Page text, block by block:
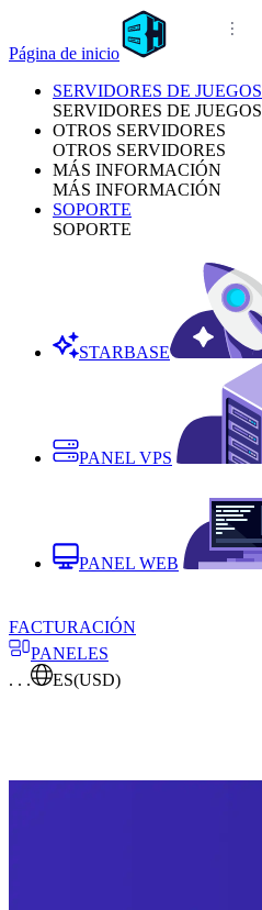
Página de inicio
SERVIDORES DE JUEGOS
SERVIDORES DE JUEGOS
OTROS SERVIDORES
OTROS SERVIDORES
MÁS INFORMACIÓN
MÁS INFORMACIÓN
SOPORTE
SOPORTE
STARBASE
PANEL VPS
PANEL WEB
FACTURACIÓN
PANELES
. . .
ES(USD)